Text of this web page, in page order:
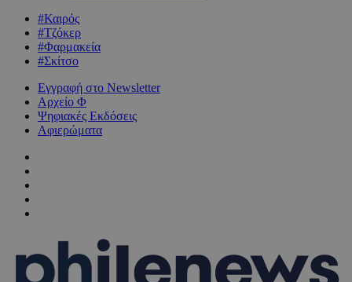
#Καιρός
#Τζόκερ
#Φαρμακεία
#Σκίτσο
Εγγραφή στο Newsletter
Αρχείο Φ
Ψηφιακές Εκδόσεις
Αφιερώματα